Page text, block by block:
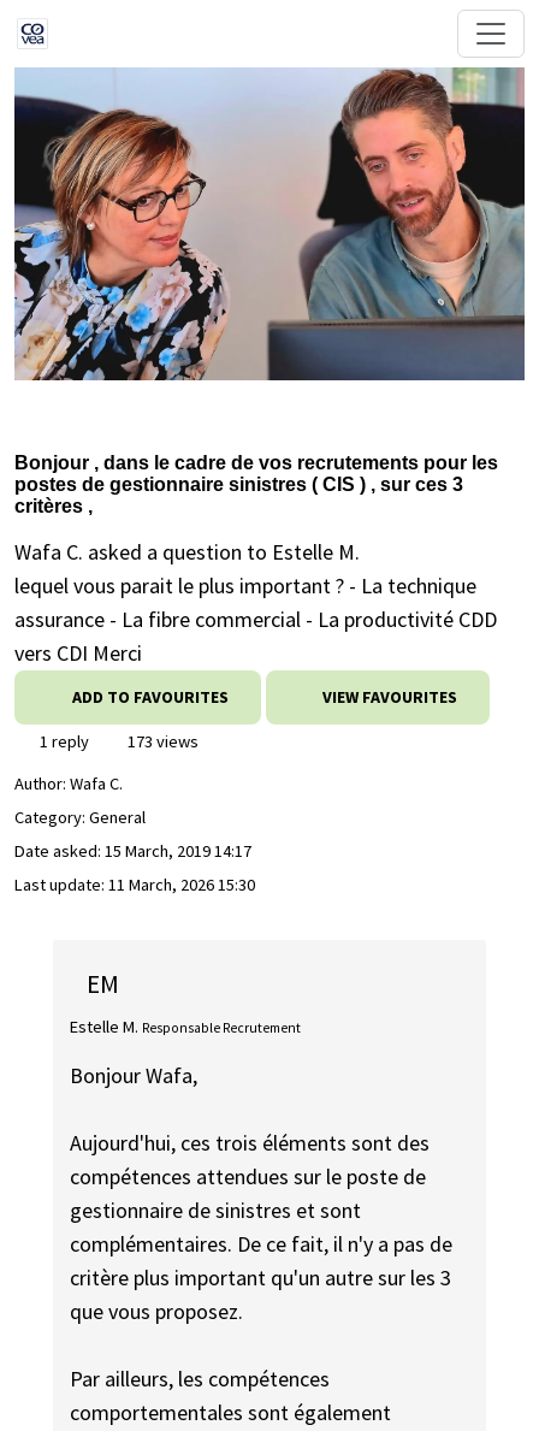
Bonjour , dans le cadre de vos recrutements pour les
postes de gestionnaire sinistres ( CIS ) , sur ces 3
critères ,
Wafa C. asked a question to Estelle M.
lequel vous parait le plus important ? - La technique
assurance - La fibre commercial - La productivité CDD
vers CDI Merci
ADD TO FAVOURITES VIEW FAVOURITES
1 reply
173 views
Author: Wafa C.
Category: General
Date asked: 15 March, 2019 14:17
Last update: 11 March, 2026 15:30
EM
Estelle M. Responsable Recrutement
Bonjour Wafa,
Aujourd'hui, ces trois éléments sont des
compétences attendues sur le poste de
gestionnaire de sinistres et sont
complémentaires. De ce fait, il n'y a pas de
critère plus important qu'un autre sur les 3
que vous proposez.
Par ailleurs, les compétences
comportementales sont également